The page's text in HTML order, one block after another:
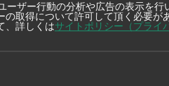
ーザー行動の分析や広告の表示を行
取得について許可して頂く必要が
、詳しくはサイトポリシー（プライ